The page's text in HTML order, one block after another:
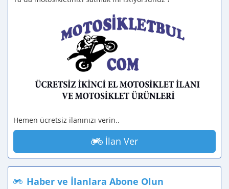
Hemen ücretsiz ilanınızı verin..
İlan Ver
Haber ve İlanlara Abone Olun